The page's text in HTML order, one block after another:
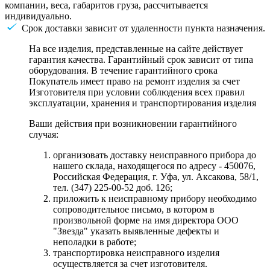
компании, веса, габаритов груза, рассчитывается
индивидуально.
Срок доставки зависит от удаленности пункта назначения.
На все изделия, представленные на сайте действует
гарантия качества. Гарантийный срок зависит от типа
оборудования. В течение гарантийного срока
Покупатель имеет право на ремонт изделия за счет
Изготовителя при условии соблюдения всех правил
эксплуатации, хранения и транспортирования изделия
Ваши действия при возникновении гарантийного
случая:
организовать доставку неисправного прибора до
нашего склада, находящегося по адресу - 450076,
Российская Федерация, г. Уфа, ул. Аксакова, 58/1,
тел. (347) 225-00-52 доб. 126;
приложить к неисправному прибору необходимо
сопроводительное письмо, в котором в
произвольной форме на имя директора ООО
"Звезда" указать выявленные дефекты и
неполадки в работе;
транспортировка неисправного изделия
осуществляется за счет изготовителя.